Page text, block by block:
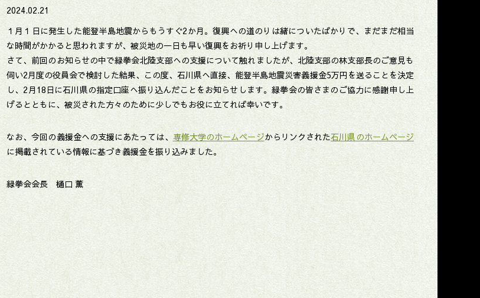
2024.02.21
１月１日に発生した能登半島地震からもうすぐ2か月。復興への道のりは緒についたばかりで、まだまだ相当
な時間がかかると思われますが、被災地の一日も早い復興をお祈り申し上げます。
さて、前回のお知らせの中で緑拳会北陸支部への支援について触れましたが、北陸支部の林支部長のご意見も
伺い2月度の役員会で検討した結果、この度、石川県へ直接、能登半島地震災害義援金5万円を送ることを決定
し、2月18日に石川県の指定口座へ振り込んだことをお知らせします。緑拳会の皆さまのご協力に感謝申し上
げるとともに、被災された方々のために少しでもお役に立てれば幸いです。
なお、今回の義援金への支援にあたっては、 専修大学のホームページからリンクされた石川県のホームページ
に掲載されている情報に基づき義援金を振り込みました。
緑拳会会長 樋口 薫